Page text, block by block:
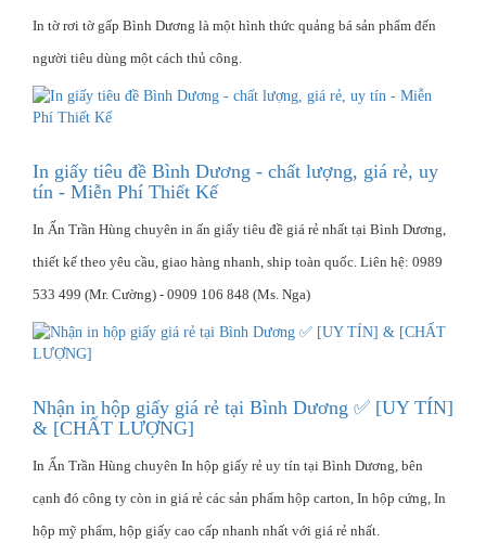
In tờ rơi tờ gấp Bình Dương là một hình thức quảng bá sản phẩm đến
người tiêu dùng một cách thủ công.
In giấy tiêu đề Bình Dương - chất lượng, giá rẻ, uy
tín - Miễn Phí Thiết Kế
In Ấn Trần Hùng chuyên in ấn giấy tiêu đề giá rẻ nhất tại Bình Dương,
thiết kế theo yêu cầu, giao hàng nhanh, ship toàn quốc. Liên hệ: 0989
533 499 (Mr. Cường) - 0909 106 848 (Ms. Nga)
Nhận in hộp giấy giá rẻ tại Bình Dương ✅ [UY TÍN]
& [CHẤT LƯỢNG]
In Ấn Trần Hùng chuyên In hộp giấy rẻ uy tín tại Bình Dương, bên
cạnh đó công ty còn in giá rẻ các sản phẩm hộp carton, In hộp cứng, In
hộp mỹ phẩm, hộp giấy cao cấp nhanh nhất với giá rẻ nhất.